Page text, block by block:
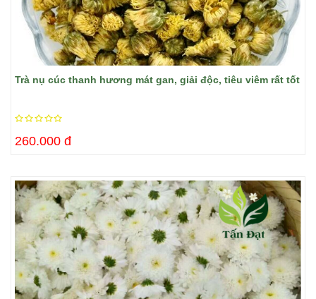
Trà nụ cúc thanh hương mát gan, giải độc, tiêu viêm rất tốt
260.000 đ